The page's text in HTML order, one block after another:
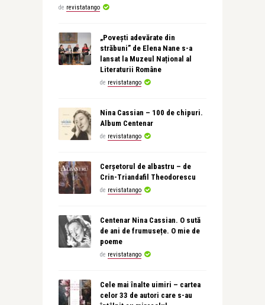
de revistatango
„Povești adevărate din
străbuni” de Elena Nane s-a
lansat la Muzeul Național al
Literaturii Române
de revistatango
Nina Cassian – 100 de chipuri.
Album Centenar
de revistatango
Cerșetorul de albastru – de
Crin-Triandafil Theodorescu
de revistatango
Centenar Nina Cassian. O sută
de ani de frumusețe. O mie de
poeme
de revistatango
Cele mai înalte uimiri – cartea
celor 33 de autori care s-au